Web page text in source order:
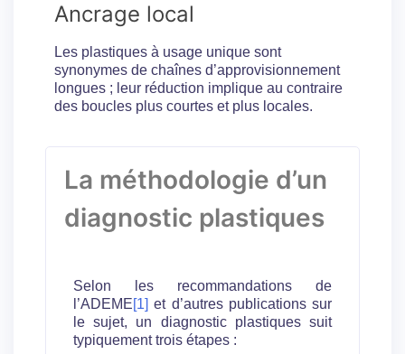
Ancrage local
Les plastiques à usage unique sont
synonymes de chaînes d’approvisionnement
longues ; leur réduction implique au contraire
des boucles plus courtes et plus locales.
La méthodologie d’un
diagnostic plastiques
Selon les recommandations de
l’ADEME[1] et d’autres publications sur
le sujet, un diagnostic plastiques suit
typiquement trois étapes :